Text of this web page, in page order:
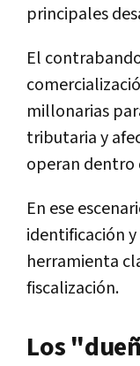
principales
El
millonarias
tributaria y
operan dentro
En ese
identificación
herramienta
fiscalización.
Los